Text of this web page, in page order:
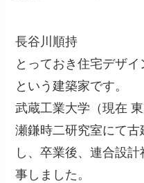
長谷川順持
とっておき住宅デザ
という建築家です。
武蔵工業大学（現在
瀬鎌時二研究室にて
し、卒業後、連合設
事しました。